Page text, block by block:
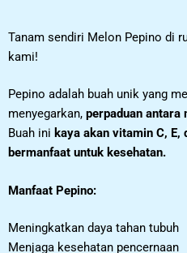
Tanam sendiri Melon Pepino di
kami!
Pepino adalah buah unik yang
menyegarkan, perpaduan antara
Buah ini kaya akan vitamin C, E,
bermanfaat untuk kesehatan.
Manfaat Pepino:
Meningkatkan daya tahan tubuh
Menjaga kesehatan pencernaan